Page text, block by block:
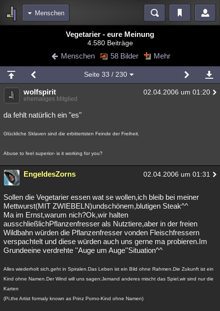
Menschen
Blogs Videos
Chat Wiki Neuigkeiten
meine Rubriken
Menschen Wissenschaft Mystery Kriminalfälle
Spiritualität Verschwörungen
Natur Umfragen Unterhaltung
Astronomie
Musik Clash Verbesserungen Allmystery English
Übersichten
Besucht Teilgenommen Alle Neue Geschlossen
Lesenswert Schlüsselwörter
Vegetarier - eure Meinung
4.580 Beiträge
Menschen 58 Bilder Mehr
Seite 33 / 230
wolfspirit 02.04.2006 um 01:20
ehemaliges Mitglied
da fehlt natürlich ein "es"
Glückliche Sklaven sind die erbittertsten Feinde der Freiheit.
Abuse to feel superior- is it working for you?
EngeldesZorns 02.04.2006 um 01:31
Sollen die Vegetarier essen wat se wollen,ich bleib bei meiner
Mettwurst(MIT ZWIEBELN)undschönem,blutigen Steak^^
Ma im Ernst,warum nich?Ok,wir halten
ausschließlichPflanzenfresser als Nutztiere,aber in der freien
Wildbahn würden die Pflanzenfresser vonden Fleischfressern
verspachtelt und diese würden auch uns gerne ma probieren.Im
Grundeeine verdrehte ''Auge um Auge''Situation^^
Alles wiederholt sich,geht in Spiralen.Das Leben ist ein Bild ohne Rahmen.Die Zukunft ist ein
Kind ohne Namen.Der Wind will uns sagen:Jemand anderes mischt das Spiel,wir sind nur die
Karten
(Pi,the Artist formaly known as Prinz Porno-Kind ohne Namen)